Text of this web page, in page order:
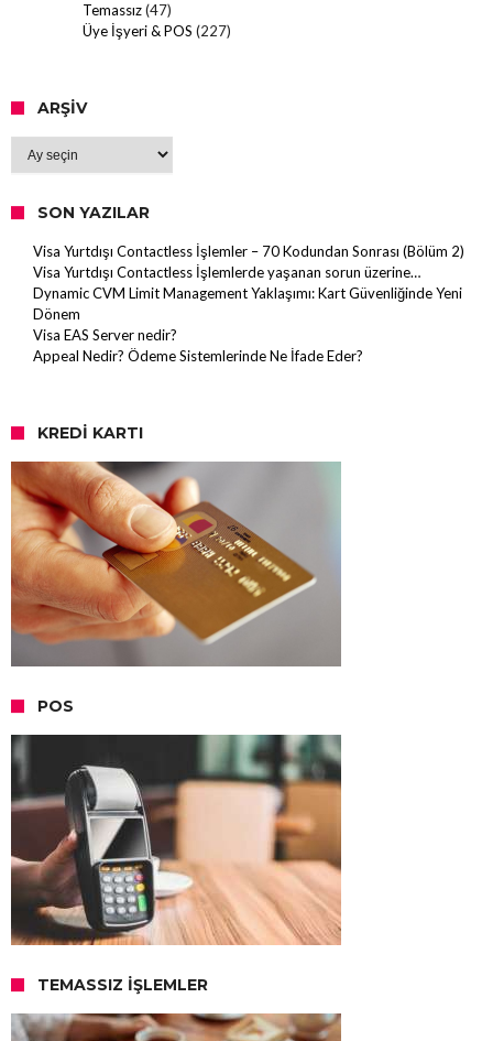
Temassız(47)
Üye İşyeri & POS (227)
ARŞIV
Arşiv
SON YAZILAR
Visa Yurtdışı Contactless İşlemler – 70 Kodundan Sonrası (Bölüm 2)
Visa Yurtdışı Contactless İşlemlerde yaşanan sorun üzerine…
Dynamic CVM Limit Management Yaklaşımı: Kart Güvenliğinde Yeni
Dönem
Visa EAS Server nedir?
Appeal Nedir? Ödeme Sistemlerinde Ne İfade Eder?
KREDI KARTI
POS
TEMASSIZ İŞLEMLER